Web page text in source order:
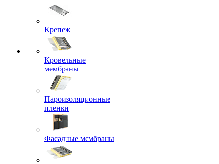
Крепеж
Кровельные
мембраны
Пароизоляционные
пленки
Фасадные мембраны